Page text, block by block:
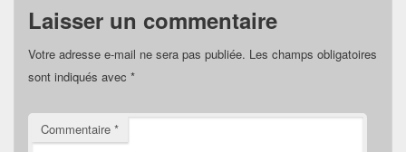
Laisser un commentaire
Votre adresse e-mail ne sera pas publiée. Les champs obligatoires
sont indiqués avec *
Commentaire *